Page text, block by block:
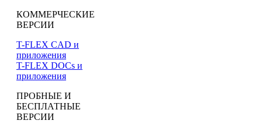
КОММЕРЧЕСКИЕ
ВЕРСИИ
T-FLEX CAD и
приложения
T-FLEX DOCs и
приложения
ПРОБНЫЕ И
БЕСПЛАТНЫЕ
ВЕРСИИ